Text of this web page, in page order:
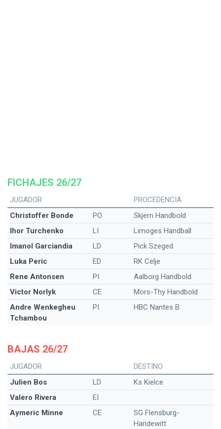
FICHAJES 26/27
JUGADOR
PROCEDENCIA
Christoffer Bonde
PO
Skjern Handbold
Ihor Turchenko
LI
Limoges Handball
Imanol Garciandia
LD
Pick Szeged
Luka Peric
ED
RK Celje
Rene Antonsen
PI
Aalborg Handbold
Victor Norlyk
CE
Mors-Thy Handbold
Andre Wenkegheu
Tchambou
PI HBC Nantes B
BAJAS 26/27
JUGADOR
DESTINO
Julien Bos
LD
Ks Kielce
Valero Rivera
EI
Aymeric Minne
CE
SG Flensburg-
Handewitt